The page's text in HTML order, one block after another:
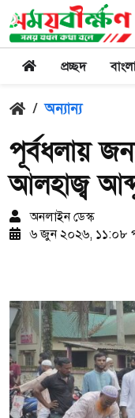
প্রচ্ছদ
/ অন্যান্য
পূর্বধলায়
আলহাজ্ব
অনলাইন ডেস্ক
৬ জুন ২০২৬, ১১:০৮